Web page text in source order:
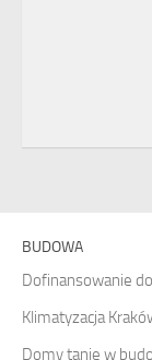
BUDOWA
Dofinansowanie
Klimatyzacja
Domy tanie w